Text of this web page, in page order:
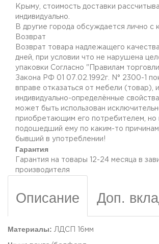
Крыму, стоимость доставки
индивидуально.
В другие города обсуждается лично с
Возврат
Возврат товара надлежащего
дней, при условии что не нарушена
упаковки Согласно "Правилам
Закона РФ 01 07.02.1992г. N° 2300-1
вправе отказаться от мебели (товар),
индивидуально-определённые
может быть использован
приобретающим его потребителем, но
подошедший eмy по каким-то
бывший в употреблении!
Гарантия
Гарантия на товары 12-24 месяца в
производителя
Описание Доп.
Материалы: ЛДСП 16мм